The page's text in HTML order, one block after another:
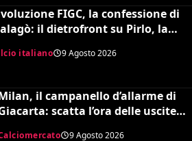
FIGC, la confessione di
il dietrofront su Pirlo, la
Mancini e il nuovo volto
italiano 9 Agosto 2026
il campanello d’allarme di
scatta l’ora delle uscite
9 Agosto 2026